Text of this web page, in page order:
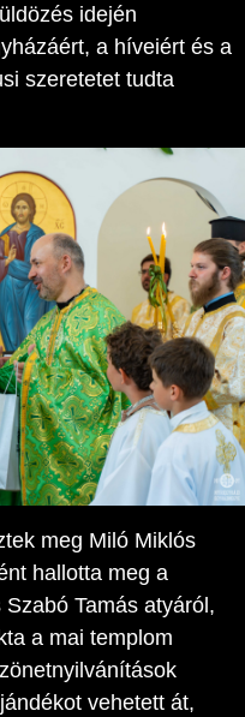
idején
a híveiért és a
szeretetet tudta
meg Miló Miklós
hallotta meg a
Tamás atyáról,
a mai templom
vehetett át,